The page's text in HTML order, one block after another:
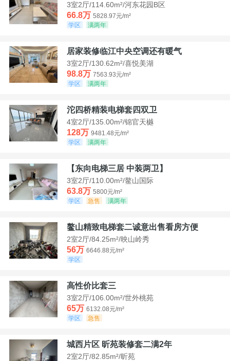
3室2厅/114.60m²/河东花园B区
66.8万 5828.97元/m²
学区
满两年
居家装修临江中央空调还有暖气
3室2厅/130.62m²/喜悦美湖
98.8万 7563.93元/m²
学区
满两年
沱四桥精装电梯套四双卫
4室2厅/135.00m²/锦官天樾
128万 9481.48元/m²
学区
满两年
【东向电梯三居 中装两卫】
3室2厅/110.00m²/鳌山国际
63.8万 5800元/m²
学区
急售 满两年
鳌山精致电梯套二诚意出售看房方便
2室2厅/84.25m²/映山岭秀
56万 6646.88元/m²
学区
高性价比套三
3室2厅/106.00m²/世外桃苑
65万 6132.08元/m²
学区
急售
城西片区 昕苑装修套二满2年
2室2厅/82.85m²/昕苑